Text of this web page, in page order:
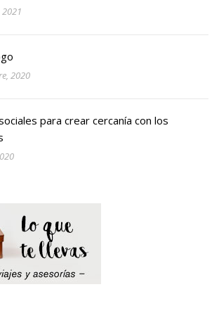
2021
2020
para crear cercanía con los